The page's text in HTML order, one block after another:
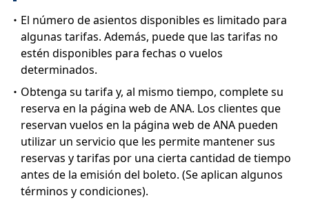
・El número de asientos disponibles es limitado para
algunas tarifas. Además, puede que las tarifas no
estén disponibles para fechas o vuelos
determinados.
・Obtenga su tarifa y, al mismo tiempo, complete su
reserva en la página web de ANA. Los clientes que
reservan vuelos en la página web de ANA pueden
utilizar un servicio que les permite mantener sus
reservas y tarifas por una cierta cantidad de tiempo
antes de la emisión del boleto. (Se aplican algunos
términos y condiciones).